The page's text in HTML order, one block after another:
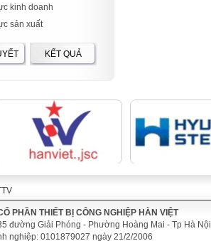
kinh doanh
sản xuất
KẾT QUẢ
PHẦN THIẾT BỊ CÔNG NGHIỆP HÀN VIỆT
đường Giải Phóng - Phường Hoàng Mai - Tp Hà Nội
nghiệp: 0101879027 ngày 21/2/2006